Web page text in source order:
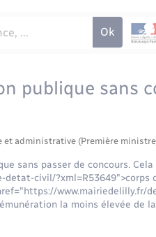
publique sans
administrative (Première
sans passer de concours.
civil/?xml=R53649">corps
www.mairiedelilly.fr/
la moins élevée de